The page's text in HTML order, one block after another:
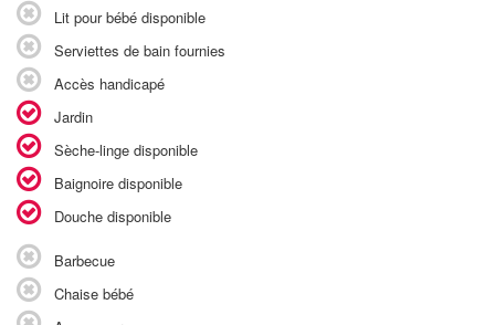
Lit pour bébé disponible
Serviettes de bain fournies
Accès handicapé
Jardin
Sèche-linge disponible
Baignoire disponible
Douche disponible
Barbecue
Chaise bébé